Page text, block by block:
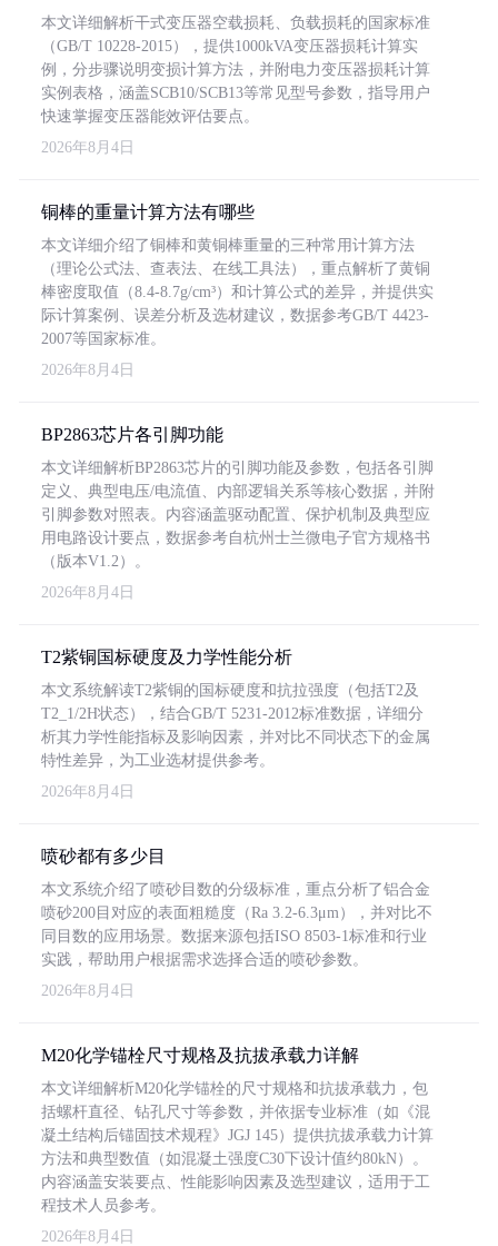
本文详细解析干式变压器空载损耗、负载损耗的国家标准
（GB/T 10228-2015），提供1000kVA变压器损耗计算实
例，分步骤说明变损计算方法，并附电力变压器损耗计算
实例表格，涵盖SCB10/SCB13等常见型号参数，指导用户
快速掌握变压器能效评估要点。
2026年8月4日
铜棒的重量计算方法有哪些
本文详细介绍了铜棒和黄铜棒重量的三种常用计算方法
（理论公式法、查表法、在线工具法），重点解析了黄铜
棒密度取值（8.4-8.7g/cm³）和计算公式的差异，并提供实
际计算案例、误差分析及选材建议，数据参考GB/T 4423-
2007等国家标准。
2026年8月4日
BP2863芯片各引脚功能
本文详细解析BP2863芯片的引脚功能及参数，包括各引脚
定义、典型电压/电流值、内部逻辑关系等核心数据，并附
引脚参数对照表。内容涵盖驱动配置、保护机制及典型应
用电路设计要点，数据参考自杭州士兰微电子官方规格书
（版本V1.2）。
2026年8月4日
T2紫铜国标硬度及力学性能分析
本文系统解读T2紫铜的国标硬度和抗拉强度（包括T2及
T2_1/2H状态），结合GB/T 5231-2012标准数据，详细分
析其力学性能指标及影响因素，并对比不同状态下的金属
特性差异，为工业选材提供参考。
2026年8月4日
喷砂都有多少目
本文系统介绍了喷砂目数的分级标准，重点分析了铝合金
喷砂200目对应的表面粗糙度（Ra 3.2-6.3μm），并对比不
同目数的应用场景。数据来源包括ISO 8503-1标准和行业
实践，帮助用户根据需求选择合适的喷砂参数。
2026年8月4日
M20化学锚栓尺寸规格及抗拔承载力详解
本文详细解析M20化学锚栓的尺寸规格和抗拔承载力，包
括螺杆直径、钻孔尺寸等参数，并依据专业标准（如《混
凝土结构后锚固技术规程》JGJ 145）提供抗拔承载力计算
方法和典型数值（如混凝土强度C30下设计值约80kN）。
内容涵盖安装要点、性能影响因素及选型建议，适用于工
程技术人员参考。
2026年8月4日